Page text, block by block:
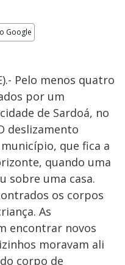
Google
Pelo menos quatro
por um
de Sardoá, no
deslizamento
que fica a
quando uma
sobre uma casa.
os corpos
As
encontrar novos
moravam ali
corpo de